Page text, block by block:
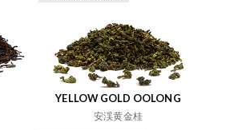
YELLOW GOLD OOLONG
安渓黄金桂